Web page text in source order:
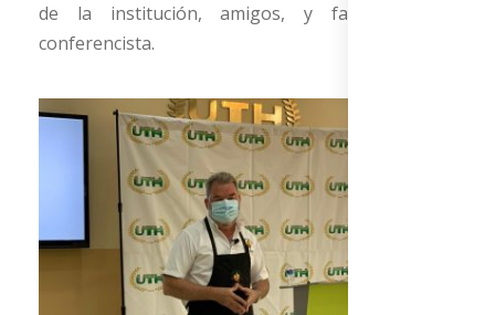
de la institución, amigos, y familiares del
conferencista.